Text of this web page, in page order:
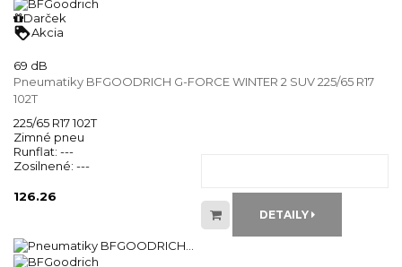
Darček
loyaltyAkcia
69 dB
Pneumatiky BFGOODRICH G-FORCE WINTER 2 SUV 225/65 R17
102T
225/65 R17 102T
Zimné pneu
Runflat: ---
Zosilnené: ---
126.26
DETAILY